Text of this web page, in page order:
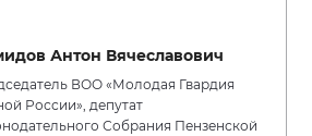
Антон Вячеславович
ВОО «Молодая Гвардия
России», депутат
Собрания Пензенской